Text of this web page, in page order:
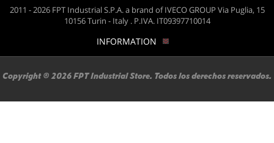
2011 - 2026 FPT Industrial S.P.A. a brand of IVECO GROUP Via Puglia, 15
10156 Turin - Italy . P.IVA. IT09397710014
INFORMATION
Copyright ® 2026 FPT Industrial Store. Todos los derechos reservados.